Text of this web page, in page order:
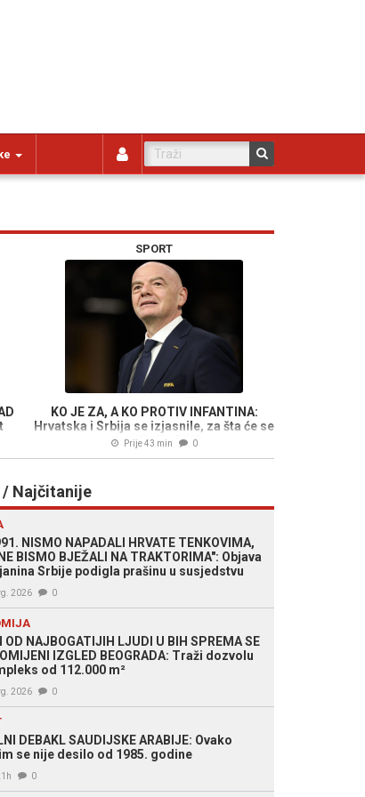
SPORT
KO JE ZA, A KO PROTIV INFANTINA:
Hrvatska i Srbija se izjasnile, za šta će se
opredijeliti BiH?
Prije 43 min 0
/ Najčitanije
NISMO NAPADALI HRVATE TENKOVIMA,
BISMO BJEŽALI NA TRAKTORIMA": Objava
Srbije podigla prašinu u susjedstvu
2026 0
OD NAJBOGATIJIH LJUDI U BIH SPREMA SE
IZGLED BEOGRADA: Traži dozvolu
od 112.000 m²
2026 0
DEBAKL SAUDIJSKE ARABIJE: Ovako
se nije desilo od 1985. godine
0